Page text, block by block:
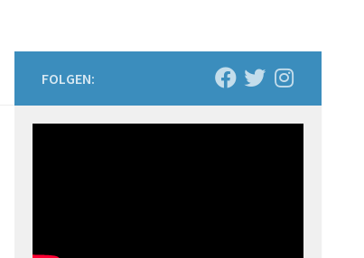
FOLGEN: